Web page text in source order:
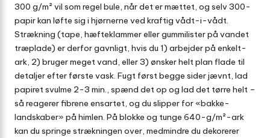
300 g/m² vil som regel bule, når det er mættet, og selv 300-
papir kan løfte sig i hjørnerne ved kraftig vådt-i-vådt.
Strækning (tape, hæfteklammer eller gummilister på vandet
træplade) er derfor gavnligt, hvis du 1) arbejder på enkelt­
ark, 2) bruger meget vand, eller 3) ønsker helt plan flade til
detaljer efter første vask. Fugt først begge sider jævnt, lad
papiret svulme 2-3 min., spænd det op og lad det tørre helt –
så reagerer fibrene ensartet, og du slipper for «bakke-
landskaber» på himlen. På blokke og tunge 640-g/m²-ark
kan du springe strækningen over, medmindre du dekorerer